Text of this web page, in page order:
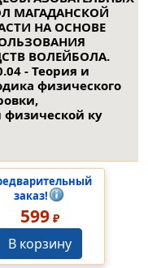
МАГАДАНСКОЙ
НА ОСНОВЕ
ВОЛЕЙБОЛА.
- Теория и
физического
физической ку
заказ!
599₽
В корзину